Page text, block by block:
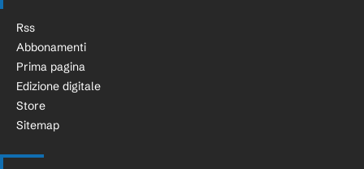
Rss
Abbonamenti
Prima pagina
Edizione digitale
Store
Sitemap